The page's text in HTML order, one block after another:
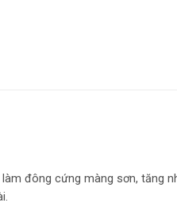
đông cứng màng sơn, tăng